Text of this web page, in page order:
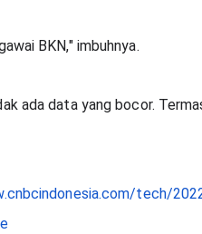
BKN," imbuhnya.
ada data yang bocor.
tech/